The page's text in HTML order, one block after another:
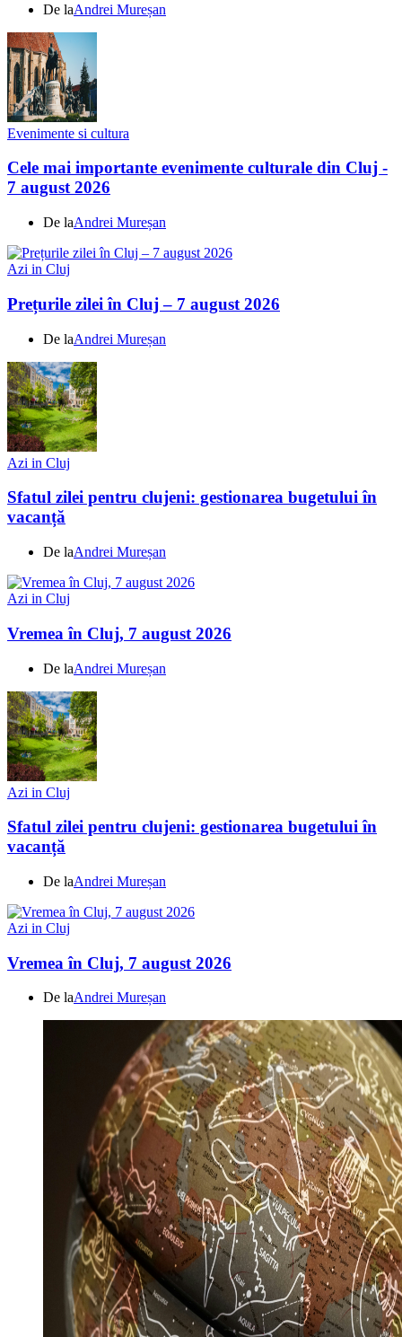
De laAndrei Mureșan
Evenimente si cultura
Cele mai importante evenimente culturale din Cluj -
7 august 2026
De laAndrei Mureșan
Azi in Cluj
Prețurile zilei în Cluj – 7 august 2026
De laAndrei Mureșan
Azi in Cluj
Sfatul zilei pentru clujeni: gestionarea bugetului în
vacanță
De laAndrei Mureșan
Azi in Cluj
Vremea în Cluj, 7 august 2026
De laAndrei Mureșan
Azi in Cluj
Sfatul zilei pentru clujeni: gestionarea bugetului în
vacanță
De laAndrei Mureșan
Azi in Cluj
Vremea în Cluj, 7 august 2026
De laAndrei Mureșan